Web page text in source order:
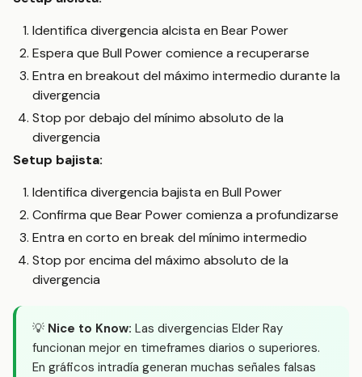
Identifica divergencia alcista en Bear Power
Espera que Bull Power comience a recuperarse
Entra en breakout del máximo intermedio durante la
divergencia
Stop por debajo del mínimo absoluto de la
divergencia
Setup bajista:
Identifica divergencia bajista en Bull Power
Confirma que Bear Power comienza a profundizarse
Entra en corto en break del mínimo intermedio
Stop por encima del máximo absoluto de la
divergencia
💡 Nice to Know: Las divergencias Elder Ray
funcionan mejor en timeframes diarios o superiores.
En gráficos intradía generan muchas señales falsas